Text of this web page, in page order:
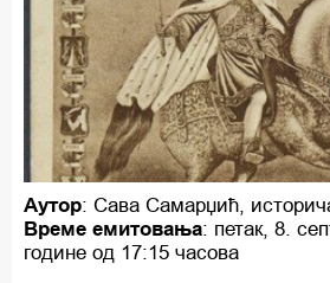
Аутор: Сава Самарџић,
Време емитовања: петак, 8.
године од 17:15 часова